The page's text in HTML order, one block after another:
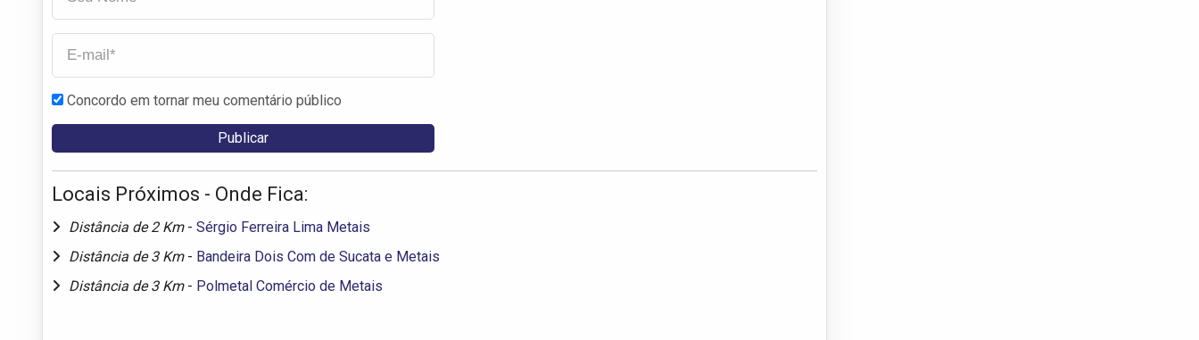
Concordo em tornar meu comentário público
Locais Próximos - Onde Fica:
Distância de 2 Km - Sérgio Ferreira Lima Metais
Distância de 3 Km - Bandeira Dois Com de Sucata e Metais
Distância de 3 Km - Polmetal Comércio de Metais